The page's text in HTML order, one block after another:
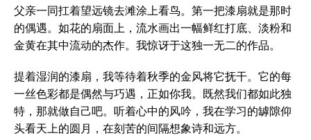
父亲一同扛着望远镜去滩涂上看鸟。第一把漆扇就是那时
的偶遇。如花的扇面上，流水画出一幅鲜红打底、淡粉和
金黄在其中流动的杰作。我惊讶于这独一无二的作品。
提着湿润的漆扇，我等待着秋季的金风将它抚干。它的每
一丝色彩都是偶然与巧遇，正如你我。既然我们都如此独
特，那就做自己吧。听着心中的风吟，我在学习的罅隙仰
头看天上的圆月，在刻苦的间隔想象诗和远方。